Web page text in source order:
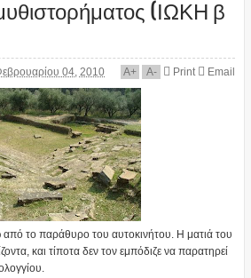
(ΙΩΚΗ β
04, 2010 A+ A- Print Email
από το παράθυρο του αυτοκινήτου. Η ματιά του
και τίποτα δεν τον εμπόδιζε να παρατηρεί